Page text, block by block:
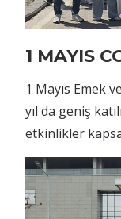
1 MAYIS
1 Mayıs Emek
yıl da geniş
etkinlikler